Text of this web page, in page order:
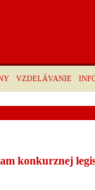
VZDELÁVANIE
konkurznej